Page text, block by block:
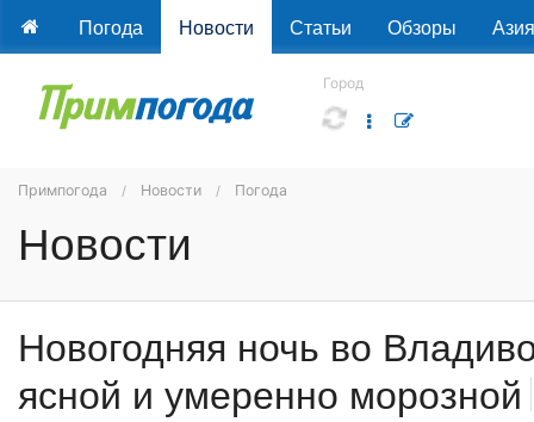
Погода Новости Статьи Обзоры Азия
Город
Примпогода Новости Погода
Новости
Новогодняя ночь во
ясной и умеренно морозной